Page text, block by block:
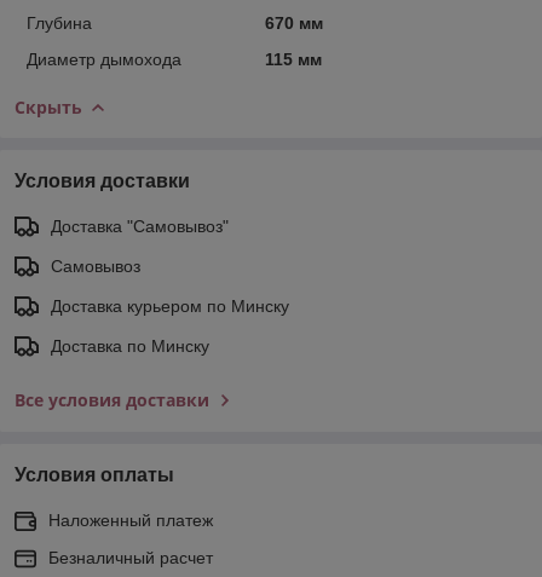
Глубина
670 мм
Диаметр дымохода
115 мм
Скрыть
Условия доставки
Доставка "Самовывоз"
Самовывоз
Доставка курьером по Минску
Доставка по Минску
Все условия доставки
Условия оплаты
Наложенный платеж
Безналичный расчет